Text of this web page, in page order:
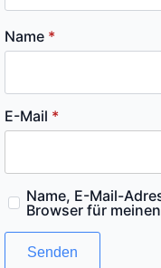
Name *
E-Mail *
Name, E-Mail-
Browser für